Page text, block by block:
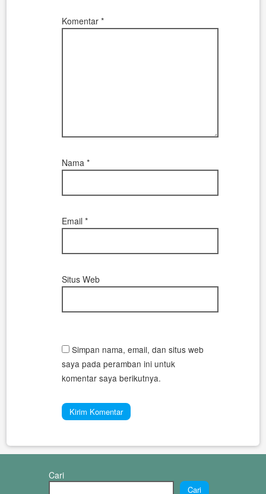
Komentar*
Nama*
Email*
Situs Web
Simpan nama, email, dan situs web
saya pada peramban ini untuk
komentar saya berikutnya.
Cari
Cari